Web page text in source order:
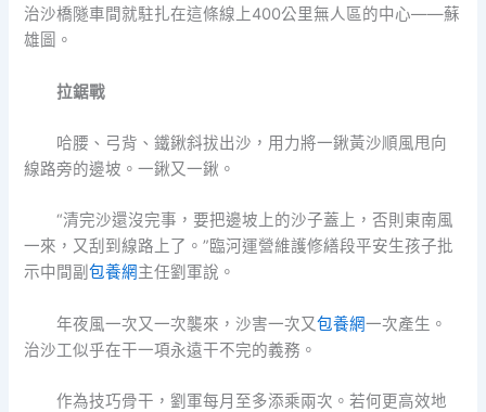
治沙橋隧車間就駐扎在這條線上400公里無人區的中心——蘇
雄圖。
拉鋸戰
哈腰、弓背、鐵鍬斜拔出沙，用力將一鍬黃沙順風甩向
線路旁的邊坡。一鍬又一鍬。
“清完沙還沒完事，要把邊坡上的沙子蓋上，否則東南風
一來，又刮到線路上了。”臨河運營維護修繕段平安生孩子批
示中間副包養網主任劉軍說。
年夜風一次又一次襲來，沙害一次又包養網一次產生。
治沙工似乎在干一項永遠干不完的義務。
作為技巧骨干，劉軍每月至多添乘兩次。若何更高效地